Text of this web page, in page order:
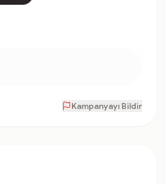
Kampanyayı Bildir